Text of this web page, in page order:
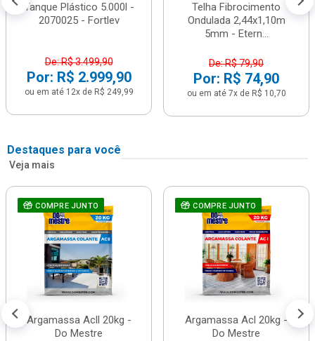
Tanque Plástico 5.000l -
2070025 - Fortlev
De: R$ 3.499,90
Por: R$ 2.999,90
ou em até 12x de R$ 249,99
Telha Fibrocimento
Ondulada 2,44x1,10m
5mm - Etern...
De: R$ 79,90
Por: R$ 74,90
ou em até 7x de R$ 10,70
Destaques para você
Veja mais
COMPRE JUNTO
Argamassa Acll 20kg -
Do Mestre
COMPRE JUNTO
Argamassa Acl 20kg -
Do Mestre